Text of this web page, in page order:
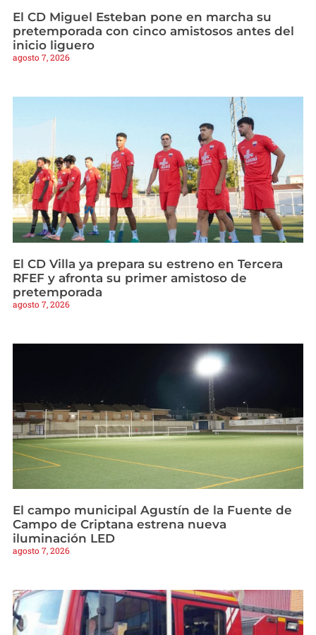
El CD Miguel Esteban pone en marcha su
pretemporada con cinco amistosos antes del
inicio liguero
agosto 7, 2026
El CD Villa ya prepara su estreno en Tercera
RFEF y afronta su primer amistoso de
pretemporada
agosto 7, 2026
El campo municipal Agustín de la Fuente de
Campo de Criptana estrena nueva
iluminación LED
agosto 7, 2026